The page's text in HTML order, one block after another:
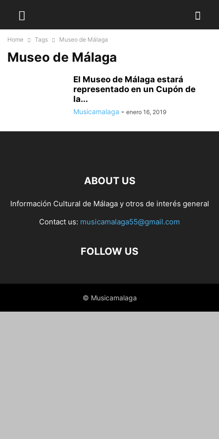
Home Tags Museo de Málaga
Museo de Málaga
El Museo de Málaga estará
representado en un Cupón de
la...
Musicamalaga - enero 16, 2019
ABOUT US
Información Cultural de Málaga y otros de interés general
Contact us: musicamalaga55@gmail.com
FOLLOW US
© Musicamalaga